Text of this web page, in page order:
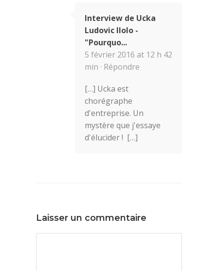
Interview de Ucka
Ludovic Ilolo -
"Pourquo...
5 février 2016 at 12 h 42
min · Répondre
[…] Ucka est
chorégraphe
d'entreprise. Un
mystère que j'essaye
d'élucider ! […]
Laisser un commentaire